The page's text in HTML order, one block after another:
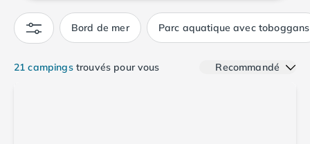
Camping Saint-Cast-le-Guildo
Camping Finistère
Camping Brest
Bord de mer Parc aquatique avec toboggans
21 campingstrouvés pour vous Recommandé